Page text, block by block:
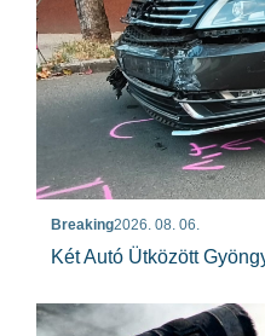
Breaking2026. 08. 06.
Két Autó Ütközött